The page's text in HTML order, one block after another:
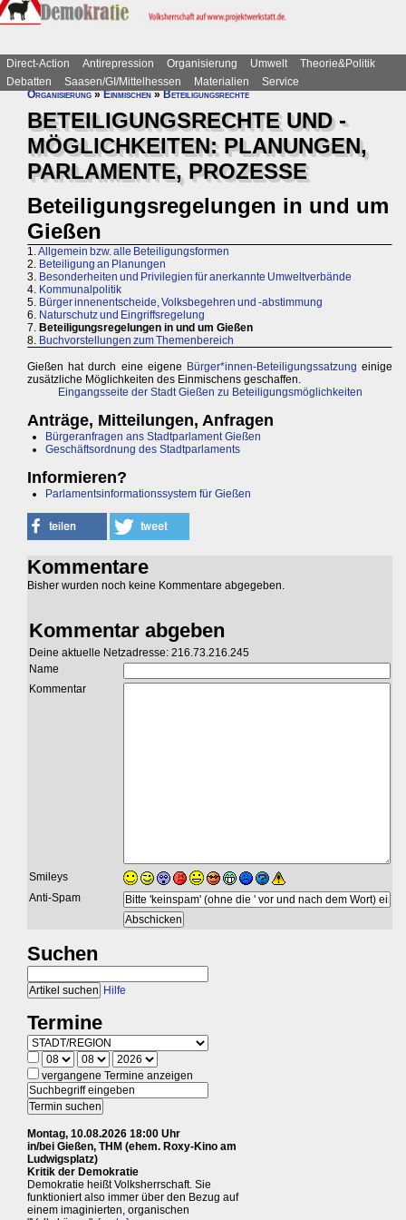
Direct-Action Antirepression Organisierung Umwelt
Theorie&Politik
Debatten
Saasen/GI/Mittelhessen Materialien
Service
Organisierung»Einmischen»Beteiligungsrechte
BETEILIGUNGSRECHTE UND -
MÖGLICHKEITEN: PLANUNGEN,
PARLAMENTE, PROZESSE
Beteiligungsregelungen in und um
Gießen
1.Allgemein bzw. alle Beteiligungsformen
2. Beteiligung an Planungen
3. Besonderheiten und Privilegien für anerkannte Umweltverbände
4. Kommunalpolitik
5. Bürger innenentscheide, Volksbegehren und -abstimmung
6. Naturschutz und Eingriffsregelung
7. Beteiligungsregelungen in und um Gießen
8. Buchvorstellungen zum Themenbereich
Gießen hat durch eine eigene Bürger*innen-Beteiligungssatzung einige
zusätzliche Möglichkeiten des Einmischens geschaffen.
Eingangsseite der Stadt Gießen zu Beteiligungsmöglichkeiten
Anträge, Mitteilungen, Anfragen
Bürgeranfragen ans Stadtparlament Gießen
Geschäftsordnung des Stadtparlaments
Informieren?
Parlamentsinformationssystem für Gießen
Kommentare
Bisher wurden noch keine Kommentare abgegeben.
Kommentar abgeben
Deine aktuelle Netzadresse: 216.73.216.245
Name
Kommentar
Smileys
Anti-Spam
Suchen
Hilfe
Termine
vergangene Termine anzeigen
Montag, 10.08.2026 18:00 Uhr
in/bei Gießen, THM (ehem. Roxy-Kino am
Ludwigsplatz)
Kritik der Demokratie
Demokratie heißt Volksherrschaft. Sie
funktioniert also immer über den Bezug auf
einem imaginierten, organischen